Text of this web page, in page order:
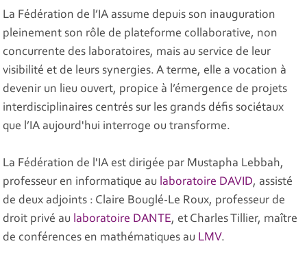
La Fédération de l’IA assume depuis son inauguration
pleinement son rôle de plateforme collaborative, non
concurrente des laboratoires, mais au service de leur
visibilité et de leurs synergies. A terme, elle a vocation à
devenir un lieu ouvert, propice à l’émergence de projets
interdisciplinaires centrés sur les grands défis sociétaux
que l’IA aujourd'hui interroge ou transforme.
La Fédération de l'IA est dirigée par Mustapha Lebbah,
professeur en informatique au laboratoire DAVID, assisté
de deux adjoints : Claire Bouglé-Le Roux, professeur de
droit privé au laboratoire DANTE, et Charles Tillier, maître
de conférences en mathématiques au LMV.